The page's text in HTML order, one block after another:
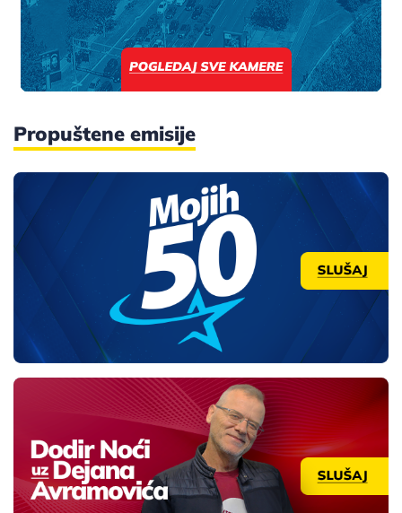
Propuštene emisije